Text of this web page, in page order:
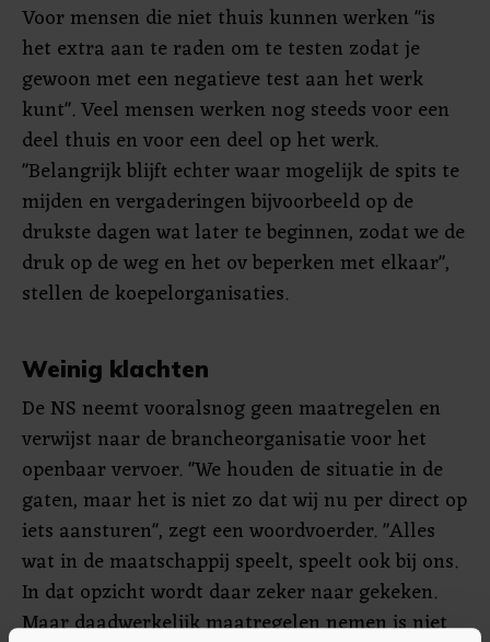
Voor mensen die niet thuis kunnen werken "is
het extra aan te raden om te testen zodat je
gewoon met een negatieve test aan het werk
kunt". Veel mensen werken nog steeds voor een
deel thuis en voor een deel op het werk.
"Belangrijk blijft echter waar mogelijk de spits te
mijden en vergaderingen bijvoorbeeld op de
drukste dagen wat later te beginnen, zodat we de
druk op de weg en het ov beperken met elkaar",
stellen de koepelorganisaties.
Weinig klachten
De NS neemt vooralsnog geen maatregelen en
verwijst naar de brancheorganisatie voor het
openbaar vervoer. "We houden de situatie in de
gaten, maar het is niet zo dat wij nu per direct op
iets aansturen", zegt een woordvoerder. "Alles
wat in de maatschappij speelt, speelt ook bij ons.
In dat opzicht wordt daar zeker naar gekeken.
Maar daadwerkelijk maatregelen nemen is niet